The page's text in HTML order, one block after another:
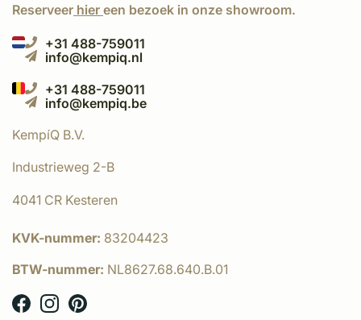
Reserveer hier een bezoek in onze showroom.
+31 488-759011
info@kempiq.nl
+31 488-759011
info@kempiq.be
KempíQ B.V.
Industrieweg 2-B
4041 CR Kesteren
KVK-nummer: 83204423
BTW-nummer: NL8627.68.640.B.01